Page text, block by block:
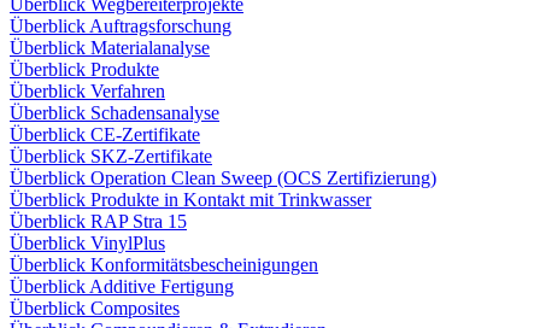
Überblick Wegbereiterprojekte
Überblick Auftragsforschung
Überblick Materialanalyse
Überblick Produkte
Überblick Verfahren
Überblick Schadensanalyse
Überblick CE-Zertifikate
Überblick SKZ-Zertifikate
Überblick Operation Clean Sweep (OCS Zertifizierung)
Überblick Produkte in Kontakt mit Trinkwasser
Überblick RAP Stra 15
Überblick VinylPlus
Überblick Konformitätsbescheinigungen
Überblick Additive Fertigung
Überblick Composites